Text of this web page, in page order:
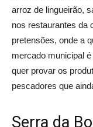
arroz de lingueirão,
nos restaurantes da
pretensões, onde a
mercado municipal
quer provar os
pescadores que
Serra da